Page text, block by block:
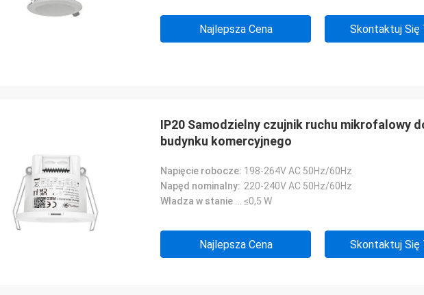
Najlepsza Cena Skontaktuj Się
IP20 Samodzielny czujnik ruchu mikrofalowy
budynku komercyjnego
Napięcie robocze: 198-264V AC 50Hz/60Hz
Napęd nominalny: 220-240V AC 50Hz/60Hz
Władza w stanie gotowości: ≤0,5 W
Najlepsza Cena Skontaktuj Się